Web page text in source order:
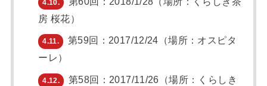
4.10.
房 桜花）
4.11.
第59回：2017/12/24（場所：オスピタ
ーレ）
4.12.
第58回：2017/11/26（場所：くらしき